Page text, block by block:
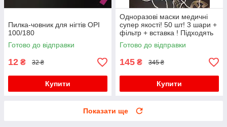
Пилка-човник для нігтів OPI
100/180
Готово до відправки
12 ₴ 32 ₴
Купити
Одноразові маски медичні
супер якості! 50 шт! 3 шари +
фільтр + вставка ! Підходять
дітям для школи!
Готово до відправки
145 ₴ 345 ₴
Купити
Показати ще